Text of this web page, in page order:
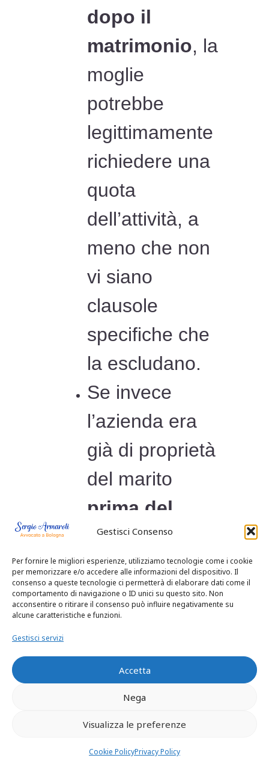
Gestisci Consenso
Per fornire le migliori esperienze, utilizziamo tecnologie come i cookie
per memorizzare e/o accedere alle informazioni del dispositivo. Il
consenso a queste tecnologie ci permetterà di elaborare dati come il
comportamento di navigazione o ID unici su questo sito. Non
acconsentire o ritirare il consenso può influire negativamente su
alcune caratteristiche e funzioni.
Gestisci servizi
Accetta
Nega
Visualizza le preferenze
Cookie PolicyPrivacy Policy
dopo il
matrimonio, la
moglie
potrebbe
legittimamente
richiedere una
quota
dell’attività, a
meno che non
vi siano
clausole
specifiche che
la escludano.
Se invece
l’azienda era
già di proprietà
del marito
prima del
matrimonio
solito non
rientra nella
comunione dei
beni.
Separazione dei